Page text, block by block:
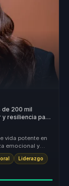
de 200 mil
resiliencia para
vida potente en
emocional y
Liderazgo